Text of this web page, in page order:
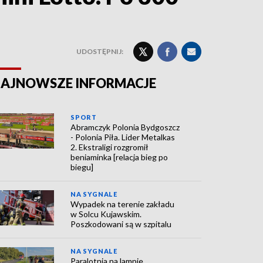
UDOSTĘPNIJ:
INFORMACJE
SPORT
Abramczyk Polonia Bydgoszcz
- Polonia Piła. Lider Metalkas
2. Ekstraligi rozgromił
beniaminka [relacja bieg po
biegu]
NA SYGNALE
Wypadek na terenie zakładu
w Solcu Kujawskim.
Poszkodowani są w szpitalu
NA SYGNALE
Paralotnia na lampie.